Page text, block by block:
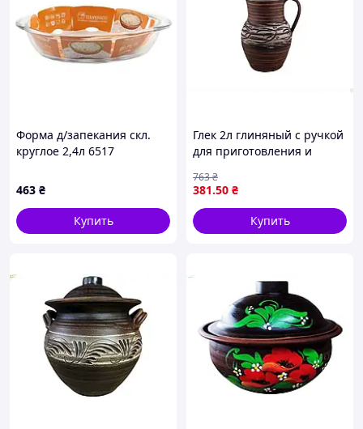
Форма д/запекания скл.
круглое 2,4л 6517
463 ₴
Купить
Глек 2л глиняный с ручкой
для приготовления и
КЕРАМІКА
381.50 ₴
763₴
Купить